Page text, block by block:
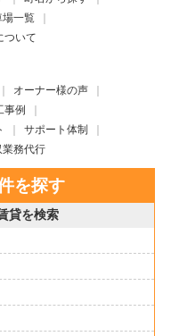
場一覧
ついて
オーナー様の声
事例
サポート体制
務代行
を探す
貸を検索